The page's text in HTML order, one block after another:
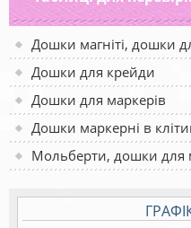
Дошки магніті, дошки
Дошки для крейди
Дошки для маркерів
Дошки маркерні в
Мольберти, дошки для